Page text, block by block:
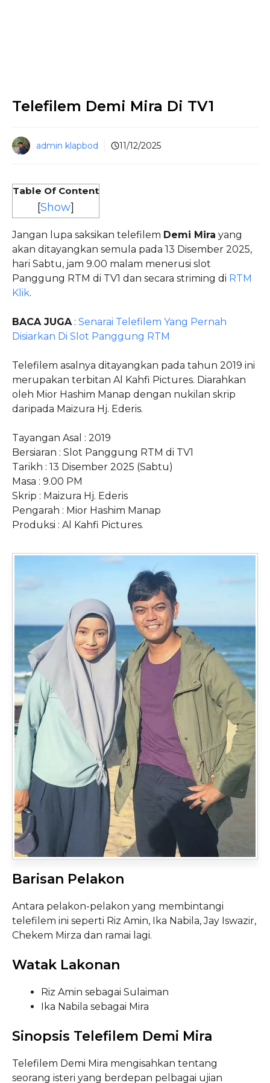
Telefilem Demi Mira Di TV1
admin klapbod 11/12/2025
Table Of Content
[Show]
Jangan lupa saksikan telefilem Demi Mira yang
akan ditayangkan semula pada 13 Disember 2025,
hari Sabtu, jam 9.00 malam menerusi slot
Panggung RTM di TV1 dan secara striming di RTM
Klik.
BACA JUGA : Senarai Telefilem Yang Pernah
Disiarkan Di Slot Panggung RTM
Telefilem asalnya ditayangkan pada tahun 2019 ini
merupakan terbitan Al Kahfi Pictures. Diarahkan
oleh Mior Hashim Manap dengan nukilan skrip
daripada Maizura Hj. Ederis.
Tayangan Asal : 2019
Bersiaran : Slot Panggung RTM di TV1
Tarikh : 13 Disember 2025 (Sabtu)
Masa : 9.00 PM
Skrip : Maizura Hj. Ederis
Pengarah : Mior Hashim Manap
Produksi : Al Kahfi Pictures.
Barisan Pelakon
Antara pelakon-pelakon yang membintangi
telefilem ini seperti Riz Amin, Ika Nabila, Jay Iswazir,
Chekem Mirza dan ramai lagi.
Watak Lakonan
Riz Amin sebagai Sulaiman
Ika Nabila sebagai Mira
Sinopsis Telefilem Demi Mira
Telefilem Demi Mira mengisahkan tentang
seorang isteri yang berdepan pelbagai ujian